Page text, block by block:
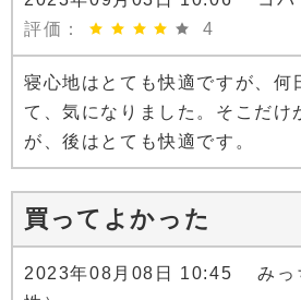
評価：
4
寝心地はとても快適ですが、何
て、気になりました。そこだけ
が、後はとても快適です。
買ってよかった
2023年08月08日 10:45 みっ